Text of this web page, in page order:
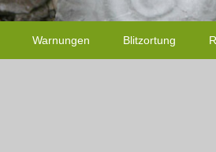
Warnungen Blitzortung